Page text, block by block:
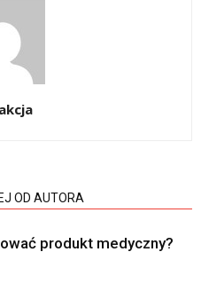
OD AUTORA
produkt medyczny?